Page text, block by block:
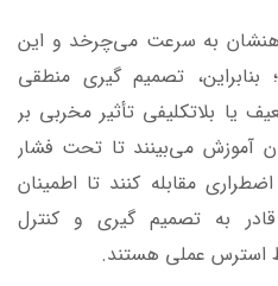
به سرعت می‌چرخد و این
تصمیم گیری منطقی
یا بلاتکلیفی تأثیر مخربی بر
آموزش می‌بینند تا تحت فشار
مقابله کنند تا اطمینان
به تصمیم گیری و کنترل
استرس عملی هستند.